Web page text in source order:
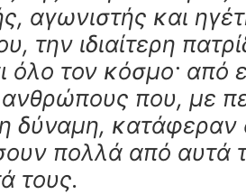
αγωνιστής και
την ιδιαίτερη
όλο τον κόσμο· από
που, με
δύναμη, κατάφεραν
πολλά από αυτά
τους.